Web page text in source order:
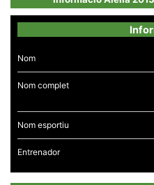
Nom
Nom complet
Nom esportiu
Entrenador